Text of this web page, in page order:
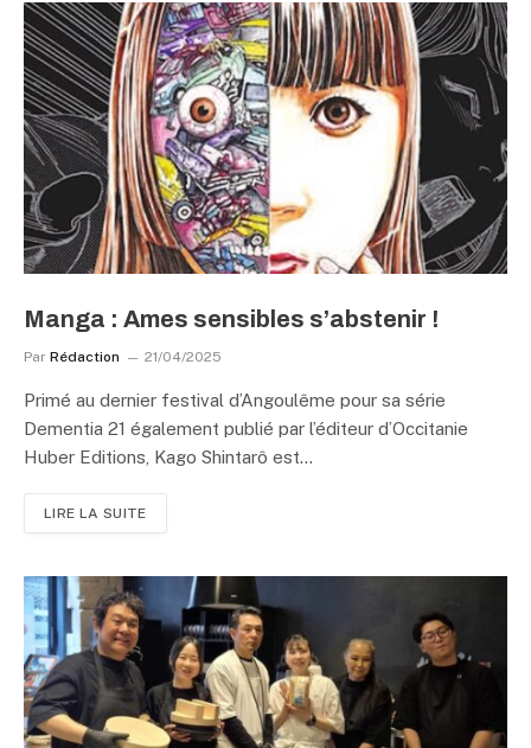
Manga : Ames sensibles s’abstenir !
Par Rédaction 21/04/2025
Primé au dernier festival d’Angoulême pour sa série
Dementia 21 également publié par l’éditeur d’Occitanie
Huber Editions, Kago Shintarô est…
LIRE LA SUITE